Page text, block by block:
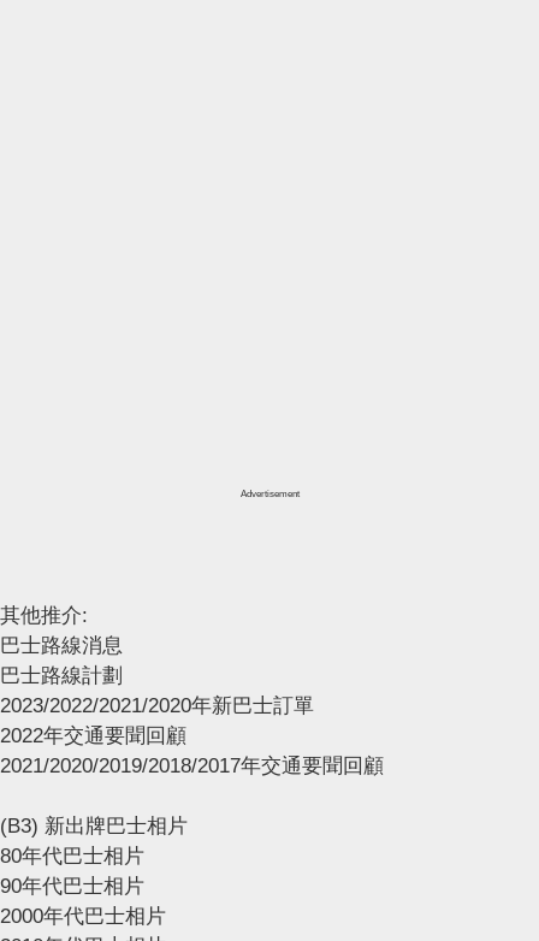
Advertisement
其他推介:
巴士路線消息
巴士路線計劃
2023/2022/2021/2020年新巴士訂單
2022年交通要聞回顧
2021/2020/2019/2018/2017年交通要聞回顧
(B3) 新出牌巴士相片
80年代巴士相片
90年代巴士相片
2000年代巴士相片